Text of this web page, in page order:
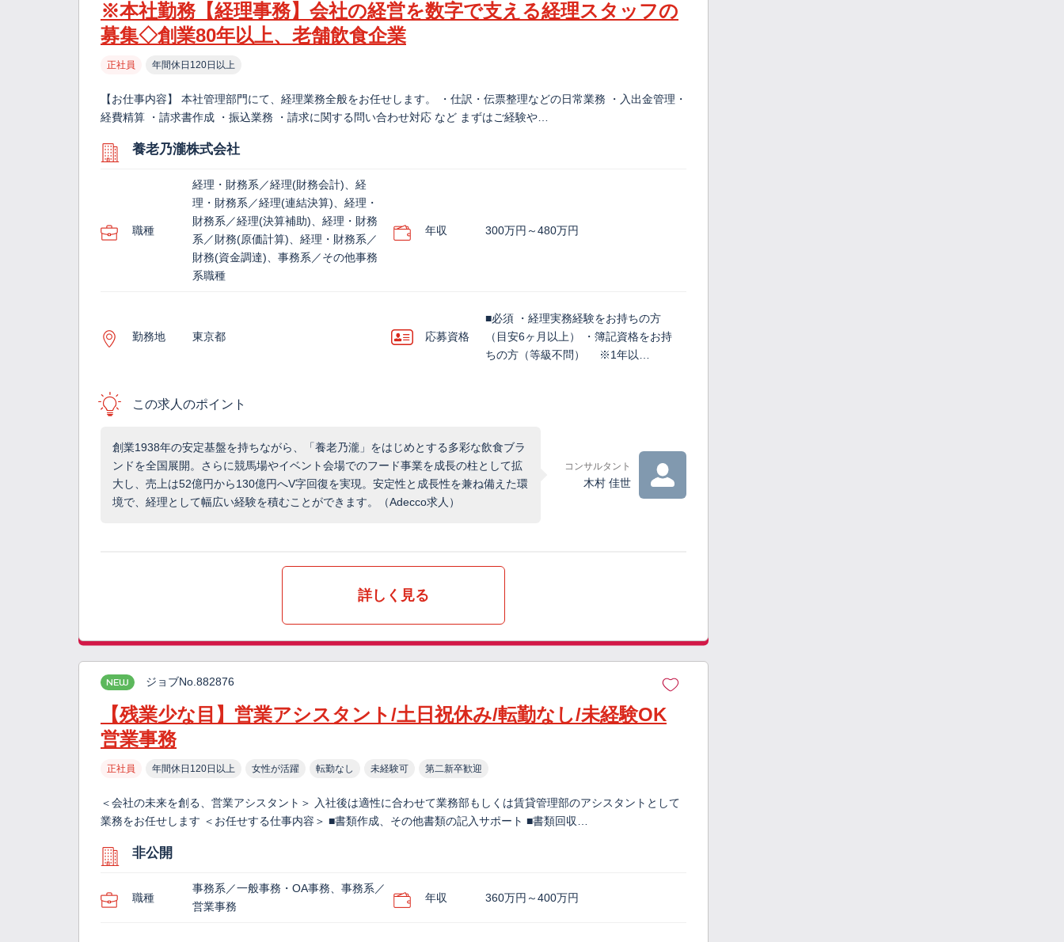
※本社勤務【経理事務】会社の経営を数字で支える経理スタッフの
募集◇創業80年以上、老舗飲食企業
正社員 年間休日120日以上
【お仕事内容】 本社管理部門にて、経理業務全般をお任せします。 ・仕訳・伝票整理などの日常業務 ・入出金管理・
経費精算 ・請求書作成 ・振込業務 ・請求に関する問い合わせ対応 など まずはご経験や…
養老乃瀧株式会社
職種
経理・財務系／経理(財務会計)、経
理・財務系／経理(連結決算)、経理・
財務系／経理(決算補助)、経理・財務
系／財務(原価計算)、経理・財務系／
財務(資金調達)、事務系／その他事務
系職種
年収 300万円～480万円
勤務地 東京都 応募資格
■必須 ・経理実務経験をお持ちの方
（目安6ヶ月以上） ・簿記資格をお持
ちの方（等級不問） ※1年以…
この求人のポイント
創業1938年の安定基盤を持ちながら、「養老乃瀧」をはじめとする多彩な飲食ブラ
ンドを全国展開。さらに競馬場やイベント会場でのフード事業を成長の柱として拡
大し、売上は52億円から130億円へV字回復を実現。安定性と成長性を兼ね備えた環
境で、経理として幅広い経験を積むことができます。（Adecco求人）
コンサルタント
木村 佳世
詳しく見る
NEW ジョブNo.882876
【残業少な目】営業アシスタント/土日祝休み/転勤なし/未経験OK
営業事務
正社員 年間休日120日以上 女性が活躍 転勤なし 未経験可 第二新卒歓迎
＜会社の未来を創る、営業アシスタント＞ 入社後は適性に合わせて業務部もしくは賃貸管理部のアシスタントとして
業務をお任せします ＜お任せする仕事内容＞ ■書類作成、その他書類の記入サポート ■書類回収…
非公開
職種
事務系／一般事務・OA事務、事務系／
営業事務
年収 360万円～400万円